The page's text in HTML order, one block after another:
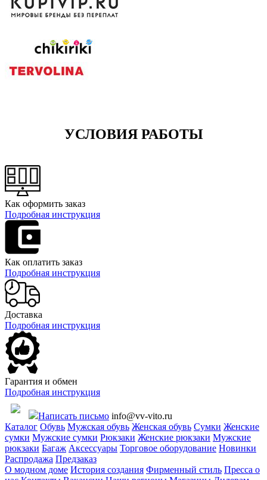
УСЛОВИЯ РАБОТЫ
Как оформить заказ
Подробная инструкция
Как оплатить заказ
Подробная инструкция
Доставка
Подробная инструкция
Гарантия и обмен
Подробная инструкция
Написать письмо info@vv-vito.ru
Каталог Обувь Мужская обувь Женская обувь Сумки Женские
сумки Мужские сумки Рюкзаки Женские рюкзаки Мужские
рюкзаки Багаж Аксессуары Торговое оборудование Новинки
Распродажа Предзаказ
О модном доме История создания Фирменный стиль Пресса о